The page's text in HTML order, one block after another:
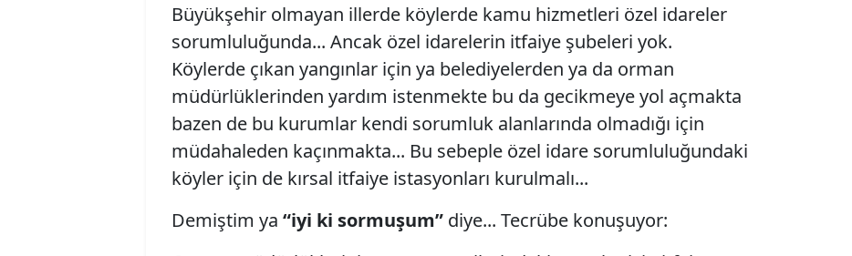
Büyükşehir olmayan illerde köylerde kamu hizmetleri özel idareler
sorumluluğunda... Ancak özel idarelerin itfaiye şubeleri yok.
Köylerde çıkan yangınlar için ya belediyelerden ya da orman
müdürlüklerinden yardım istenmekte bu da gecikmeye yol açmakta
bazen de bu kurumlar kendi sorumluk alanlarında olmadığı için
müdahaleden kaçınmakta... Bu sebeple özel idare sorumluluğundaki
köyler için de kırsal itfaiye istasyonları kurulmalı...
Demiştim ya “iyi ki sormuşum” diye... Tecrübe konuşuyor: